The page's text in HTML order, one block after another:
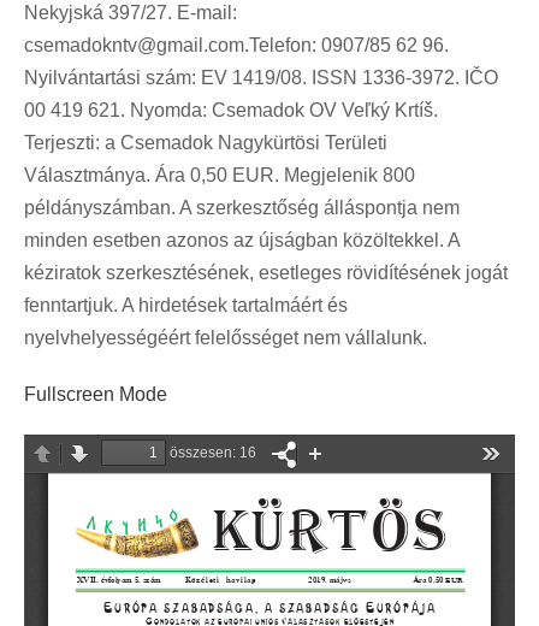
Nekyjská 397/27. E-mail:
csemadokntv@gmail.com.Telefon: 0907/85 62 96.
Nyilvántartási szám: EV 1419/08. ISSN 1336-3972. IČO
00 419 621. Nyomda: Csemadok OV Veľký Krtíš.
Terjeszti: a Csemadok Nagykürtösi Területi
Választmánya. Ára 0,50 EUR. Megjelenik 800
példányszámban. A szerkesztőség álláspontja nem
minden esetben azonos az újságban közöltekkel. A
kéziratok szerkesztésének, esetleges rövidítésének jogát
fenntartjuk. A hirdetések tartalmáért és
nyelvhelyességéért felelősséget nem vállalunk.
Fullscreen Mode